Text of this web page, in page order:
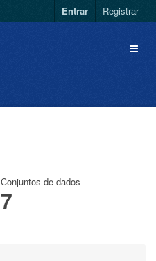
Entrar Registrar
Conjuntos de dados
7